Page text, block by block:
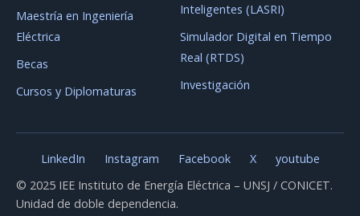
Maestría en Ingeniería
Eléctrica
Becas
Cursos y Diplomaturas
Inteligentes (LASRI)
Simulador Digital en Tiempo
Real (RTDS)
Investigación
LinkedIn Instagram Facebook X
youtube
© 2025 IEE Instituto de Energía Eléctrica – UNSJ / CONICET.
Unidad de doble dependencia.